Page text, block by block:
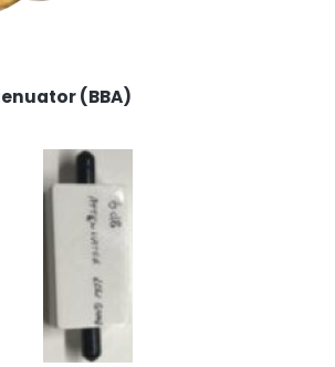
StellaControl
(BBA)